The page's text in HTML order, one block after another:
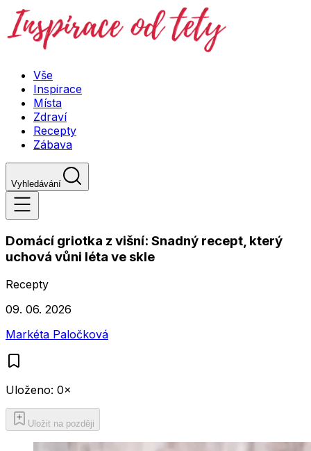
Vše
Inspirace
Místa
Zdraví
Recepty
Zábava
Vyhledávání
Domácí griotka z višní: Snadný recept, který
uchová vůni léta ve skle
Recepty
09. 06. 2026
Markéta Paločková
Uloženo: 0×
Uložit na později